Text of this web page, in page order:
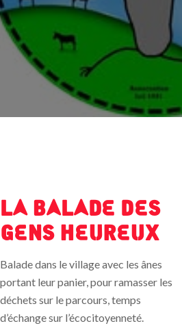
LA BALADE DES
GENS HEUREUX
Balade dans le village avec les ânes
portant leur panier, pour ramasser les
déchets sur le parcours, temps
d’échange sur l’écocitoyenneté.